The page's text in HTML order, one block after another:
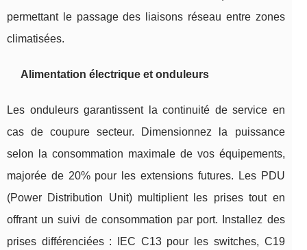
permettant le passage des liaisons réseau entre zones
climatisées.
Alimentation électrique et onduleurs
Les onduleurs garantissent la continuité de service en
cas de coupure secteur. Dimensionnez la puissance
selon la consommation maximale de vos équipements,
majorée de 20% pour les extensions futures. Les PDU
(Power Distribution Unit) multiplient les prises tout en
offrant un suivi de consommation par port. Installez des
prises différenciées : IEC C13 pour les switches, C19